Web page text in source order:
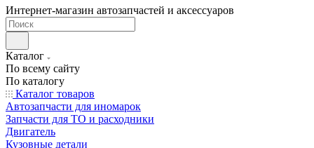
Интернет-магазин автозапчастей и аксессуаров
Каталог
По всему сайту
По каталогу
Каталог товаров
Автозапчасти для иномарок
Запчасти для ТО и расходники
Двигатель
Кузовные детали